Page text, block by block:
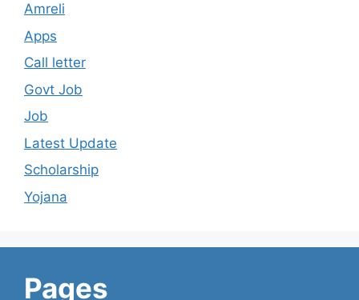
Amreli
Apps
Call letter
Govt Job
Job
Latest Update
Scholarship
Yojana
Pages